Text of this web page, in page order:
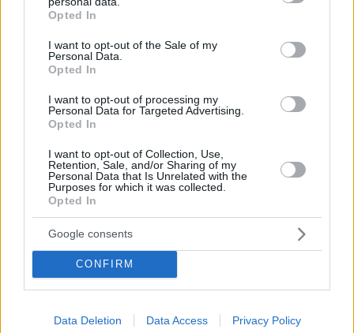
grant or deny consent to Google and its third-party tags to
use your data for below specified purposes in below Google
consent section.
Opted In
I want to opt-out of the Sale of my
Personal Data.
Opted In
I want to opt-out of processing my
Personal Data for Targeted Advertising.
Opted In
I want to opt-out of Collection, Use,
Retention, Sale, and/or Sharing of my
Personal Data that Is Unrelated with the
Purposes for which it was collected.
Opted In
Google consents
CONFIRM
Data Deletion Data Access Privacy Policy
Η Πολιτική Αεροπορία διαπίστωσε κενό στον νόμο
όταν ένας... απίθανος τύπος προσγείωσε το
ελικόπτερό του στο Σαρακήνικο με εκατοντάδες
λουόμενους - Παρέμβαση Εισαγγελέα